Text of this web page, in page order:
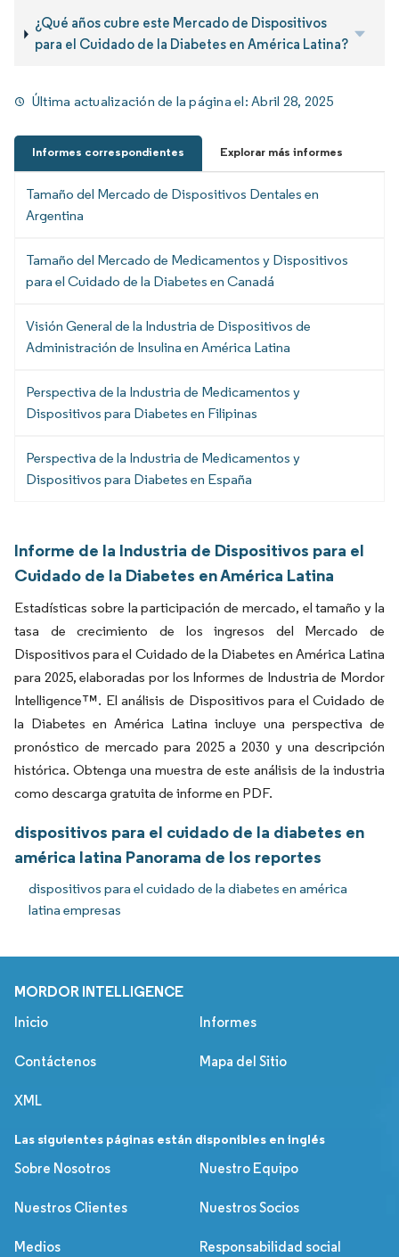
¿Qué años cubre este Mercado de Dispositivos
para el Cuidado de la Diabetes en América Latina?
Última actualización de la página el:Abril 28, 2025
Informes correspondientes Explorar más informes
Tamaño del Mercado de Dispositivos Dentales en
Argentina
Tamaño del Mercado de Medicamentos y Dispositivos
para el Cuidado de la Diabetes en Canadá
Visión General de la Industria de Dispositivos de
Administración de Insulina en América Latina
Perspectiva de la Industria de Medicamentos y
Dispositivos para Diabetes en Filipinas
Perspectiva de la Industria de Medicamentos y
Dispositivos para Diabetes en España
Informe de la Industria de Dispositivos para el
Cuidado de la Diabetes en América Latina
Estadísticas sobre la participación de mercado, el tamaño y la
tasa de crecimiento de los ingresos del Mercado de
Dispositivos para el Cuidado de la Diabetes en América Latina
para 2025, elaboradas por los Informes de Industria de Mordor
Intelligence™. El análisis de Dispositivos para el Cuidado de
la Diabetes en América Latina incluye una perspectiva de
pronóstico de mercado para 2025 a 2030 y una descripción
histórica. Obtenga una muestra de este análisis de la industria
como descarga gratuita de informe en PDF.
dispositivos para el cuidado de la diabetes en
américa latina Panorama de los reportes
dispositivos para el cuidado de la diabetes en américa
latina empresas
MORDOR INTELLIGENCE
Inicio Informes
Contáctenos Mapa del Sitio
XML
Las siguientes páginas están disponibles en inglés
Sobre Nosotros
Nuestro Equipo
Nuestros Clientes Nuestros Socios
Medios Responsabilidad social